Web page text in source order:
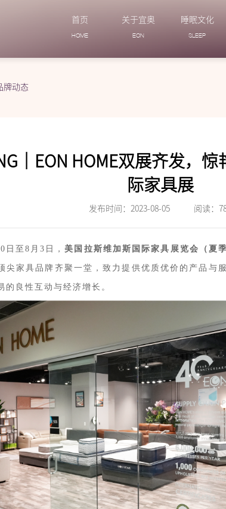
首页
HOME
关于宜奥
EON
睡眠文化
SLEEP
牌动态
｜EON HOME双展齐发，
际家具展
发布时间：2023-08-05 阅读：
日至8月3日，美国拉斯维加斯国际家具展览会（夏
尖家具品牌齐聚一堂，致力提供优质优价的产品与
的良性互动与经济增长。